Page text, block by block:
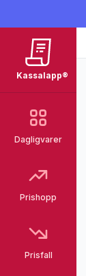
Kassalapp®
Dagligvarer
Prishopp
Prisfall